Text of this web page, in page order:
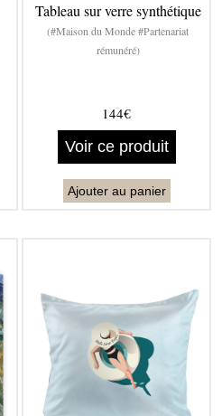
Tableau sur verre synthétique
(#Maison du Monde #Partenariat
rémunéré)
144€
Voir ce produit
Ajouter au panier